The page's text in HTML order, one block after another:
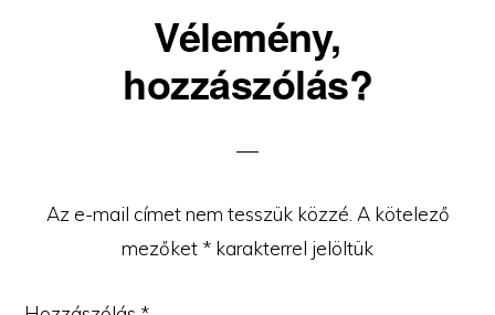
Interactions
Vélemény,
hozzászólás?
Az e-mail címet nem tesszük közzé. A kötelező
mezőket * karakterrel jelöltük